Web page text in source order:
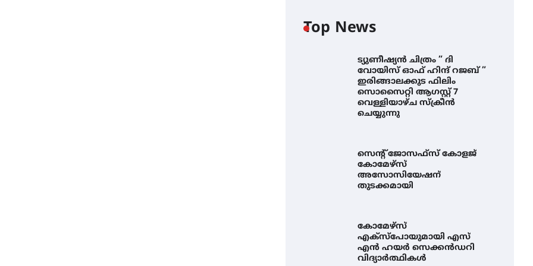
Top News
ട്യുണീഷ്യൻ ചിത്രം ” ദി
വോയിസ് ഓഫ് ഹിന്ദ് റജബ് ”
ഇരിങ്ങാലക്കുട ഫിലിം
സൊസൈറ്റി ആഗസ്റ്റ് 7
വെള്ളിയാഴ്ച സ്‌ക്രീൻ
ചെയ്യുന്നു
സെന്റ് ജോസഫ്സ് കോളജ്
കോമേഴ്‌സ്
അസോസിയേഷന്
തുടക്കമായി
കോമേഴ്സ്
എക്സ്പോയുമായി എസ്
എൻ ഹയർ സെക്കൻഡറി
വിദ്യാർത്ഥികൾ